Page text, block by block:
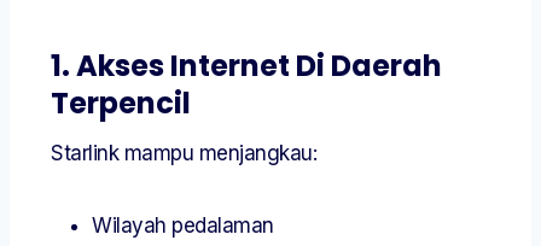
1. Akses Internet Di Daerah
Terpencil
Starlink mampu menjangkau:
Wilayah pedalaman